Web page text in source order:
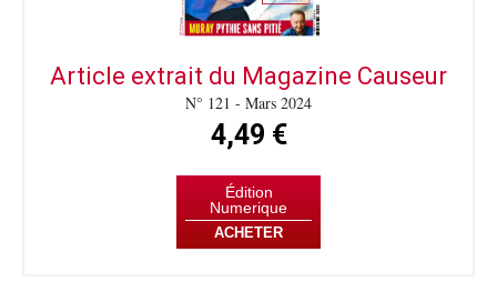
Article extrait du Magazine Causeur
N° 121 - Mars 2024
4,49 €
Édition
Numerique
ACHETER